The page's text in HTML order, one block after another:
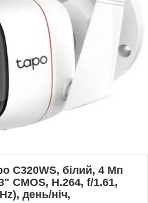
C320WS, білий, 4 Мп
CMOS, H.264, f/1.61,
день/ніч,